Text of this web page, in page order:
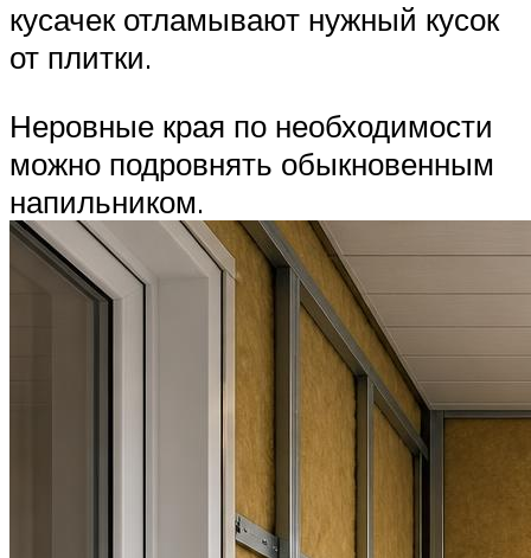
кусачек отламывают нужный кусок
от плитки.
Неровные края по необходимости
можно подровнять обыкновенным
напильником.